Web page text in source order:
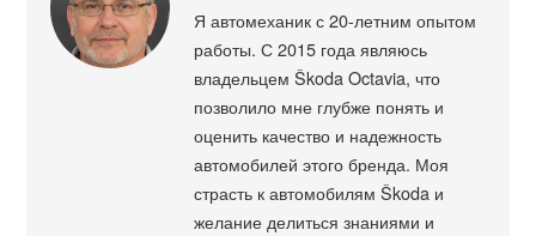
Я автомеханик с 20-летним опытом
работы. С 2015 года являюсь
владельцем Škoda Octavia, что
позволило мне глубже понять и
оценить качество и надежность
автомобилей этого бренда. Моя
страсть к автомобилям Škoda и
желание делиться знаниями и